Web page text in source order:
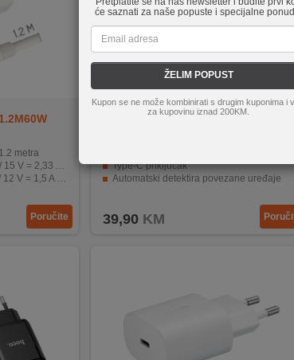
će saznati za naše popuste i specijalne
ŽELIM POPUST
Kupon se ne može kombinirati s drugim kuponima i
za kupovinu iznad 200KM.
metra
A, PPS 5–11 V = 3 A
A (max. 18 W)
Poručite
Mi 33W Nano Power Adapter
Type-C priključak
Automatski detektira povezane uređaje
39,90 KM